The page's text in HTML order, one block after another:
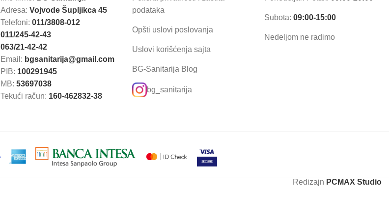
Adresa: Vojvode Šupljikca 45
Telefoni: 011/3808-012
011/245-42-43
063/21-42-42
Email: bgsanitarija@gmail.com
PIB: 100291945
MB: 53697038
Tekući račun: 160-462832-38
podataka
Opšti uslovi poslovanja
Uslovi korišćenja sajta
BG-Sanitarija Blog
bg_sanitarija
Subota:09:00-15:00
Nedeljom ne radimo
Redizajn PCMAX Studio